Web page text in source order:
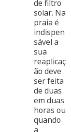
de filtro
solar. Na
praia é
indispen
sável a
sua
reaplicaç
ão deve
ser feita
de duas
em duas
horas ou
quando
a